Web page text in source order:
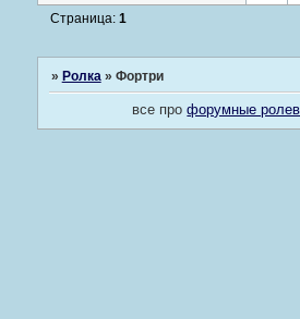
Страница: 1
» Ролка » Фортри
все профорумные